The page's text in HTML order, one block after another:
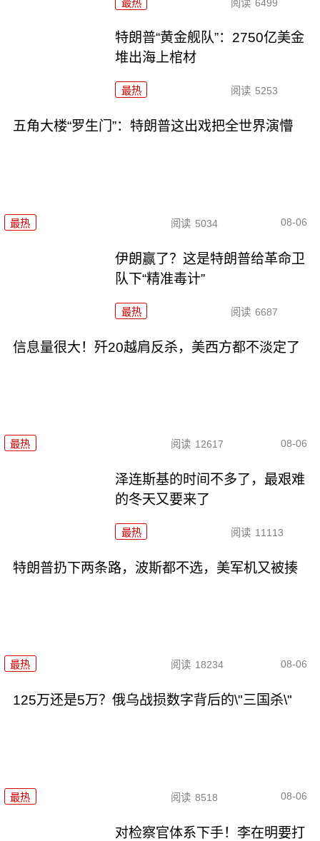
最热 阅读 6499
特朗普“黄金舰队”：2750亿美金
堆出海上棺材
最热 阅读 5253
五角大楼“罗生门”：特朗普这出戏把全世界演懵
最热 阅读 5034 08-06
伊朗赢了？这是特朗普给革命卫
队下“精准毒计”
最热 阅读 6687
信息量很大！歼20越肩反杀，美西方都不淡定了
最热 阅读 12617 08-06
泽连斯基的时间不多了，最艰难
的冬天又要来了
最热 阅读 11113
特朗普扔下两条路，波斯都不选，美军机又被揍
最热 阅读 18234 08-06
125万还是5万？俄乌战损数字背后的\"三国杀\"
最热 阅读 8518 08-06
对检察官体系下手！李在明要打